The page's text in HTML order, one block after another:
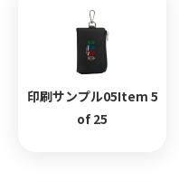
印刷サンプル05Item 5
of 25